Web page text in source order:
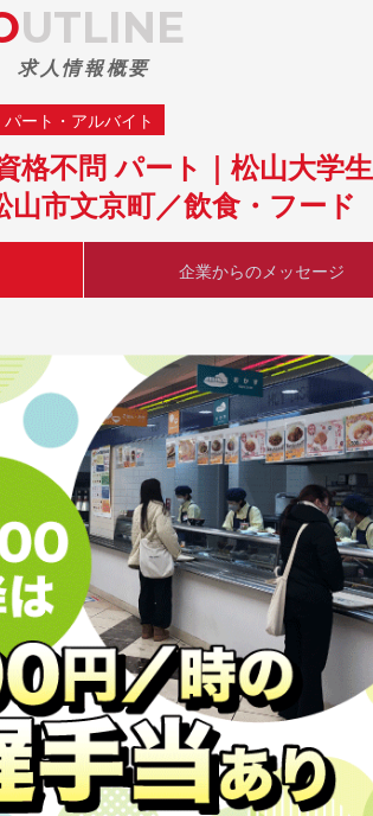
OUTLINE
求人情報概要
パート・アルバイト
不問 パート｜松山大学
山市文京町／飲食・フード
企業からのメッセージ